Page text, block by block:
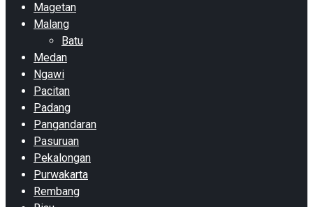
Magetan
Malang
Batu
Medan
Ngawi
Pacitan
Padang
Pangandaran
Pasuruan
Pekalongan
Purwakarta
Rembang